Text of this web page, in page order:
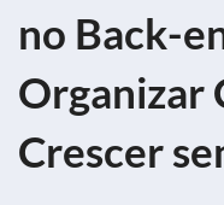
no Back-
Organizar
Crescer